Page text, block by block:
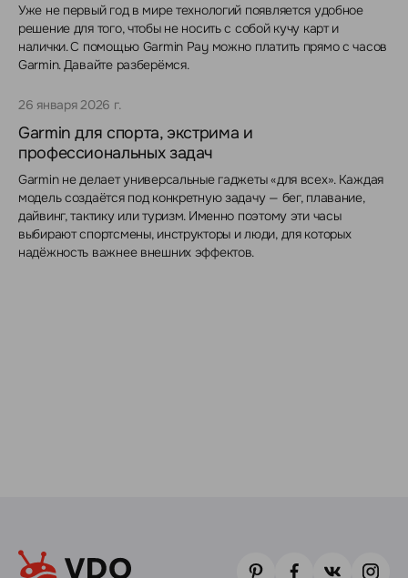
Уже не первый год в мире технологий появляется удобное
решение для того, чтобы не носить с собой кучу карт и
налички. С помощью Garmin Pay можно платить прямо с часов
Garmin. Давайте разберёмся.
26 января 2026 г.
Garmin для спорта, экстрима и
профессиональных задач
Garmin не делает универсальные гаджеты «для всех». Каждая
модель создаётся под конкретную задачу — бег, плавание,
дайвинг, тактику или туризм. Именно поэтому эти часы
выбирают спортсмены, инструкторы и люди, для которых
надёжность важнее внешних эффектов.